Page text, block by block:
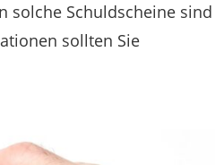
solche Schuldscheine sind
sollten Sie